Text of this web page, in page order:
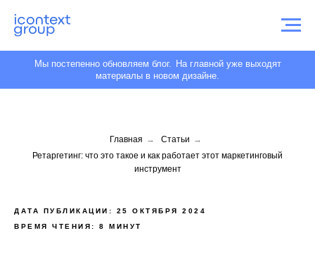
Мы постепенно обновляем блог. На главной уже выходят
материалы в новом дизайне.
Главная → Статьи →
Ретаргетинг: что это такое и как работает этот маркетинговый
инструмент
ДАТА ПУБЛИКАЦИИ: 25 ОКТЯБРЯ 2024
ВРЕМЯ ЧТЕНИЯ: 8 МИНУТ